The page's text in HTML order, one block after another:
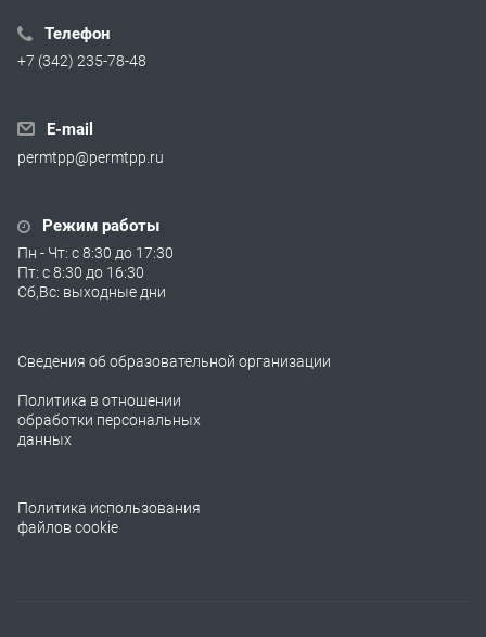
Телефон
+7 (342) 235-78-48
E-mail
permtpp@permtpp.ru
Режим работы
Пн - Чт: с 8:30 до 17:30
Пт: с 8:30 до 16:30
Сб,Вс: выходные дни
Сведения об образовательной организации
Политика в отношении
обработки персональных
данных
Политика использования
файлов cookie